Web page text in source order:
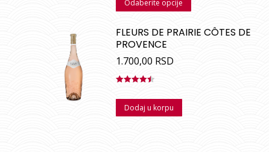
Odaberite opcije
FLEURS DE PRAIRIE CÔTES DE
PROVENCE
1.700,00 RSD
sa4.50od
Dodaj u korpu